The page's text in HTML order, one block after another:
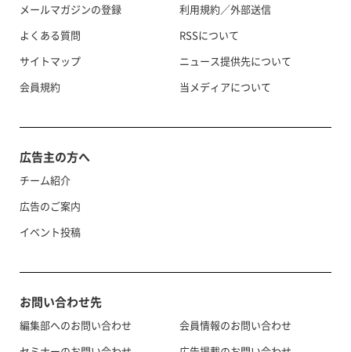
メールマガジンの登録
よくある質問
サイトマップ
会員規約
利用規約／外部送信
RSSについて
ニュース提供先について
当メディアについて
広告主の方へ
チーム紹介
広告のご案内
イベント投稿
お問い合わせ先
編集部へのお問い合わせ
会員情報のお問い合わせ